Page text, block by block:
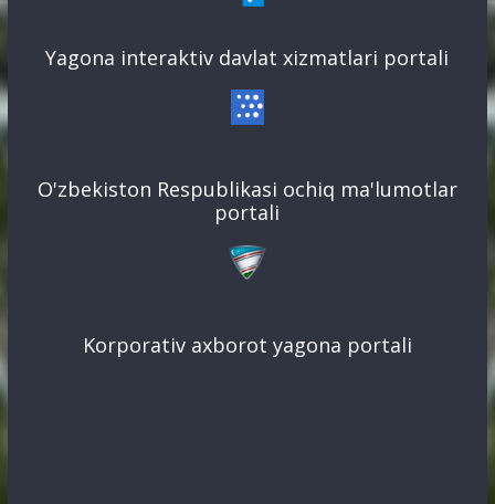
Yagona interaktiv davlat xizmatlari portali
O'zbekiston Respublikasi ochiq ma'lumotlar
portali
Korporativ axborot yagona portali